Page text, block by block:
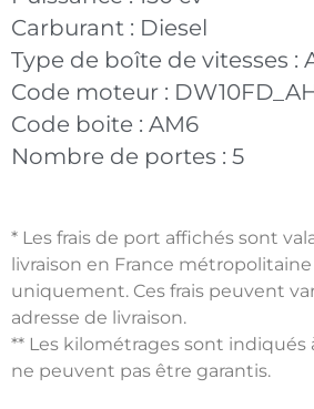
Carburant : Diesel
Type de boîte de vitesses :
Code moteur :
Code boite : AM6
Nombre de portes : 5
* Les frais de port affichés sont
livraison en France métropolitaine
uniquement. Ces frais peuvent
adresse de livraison.
** Les kilométrages sont
ne peuvent pas être garantis.